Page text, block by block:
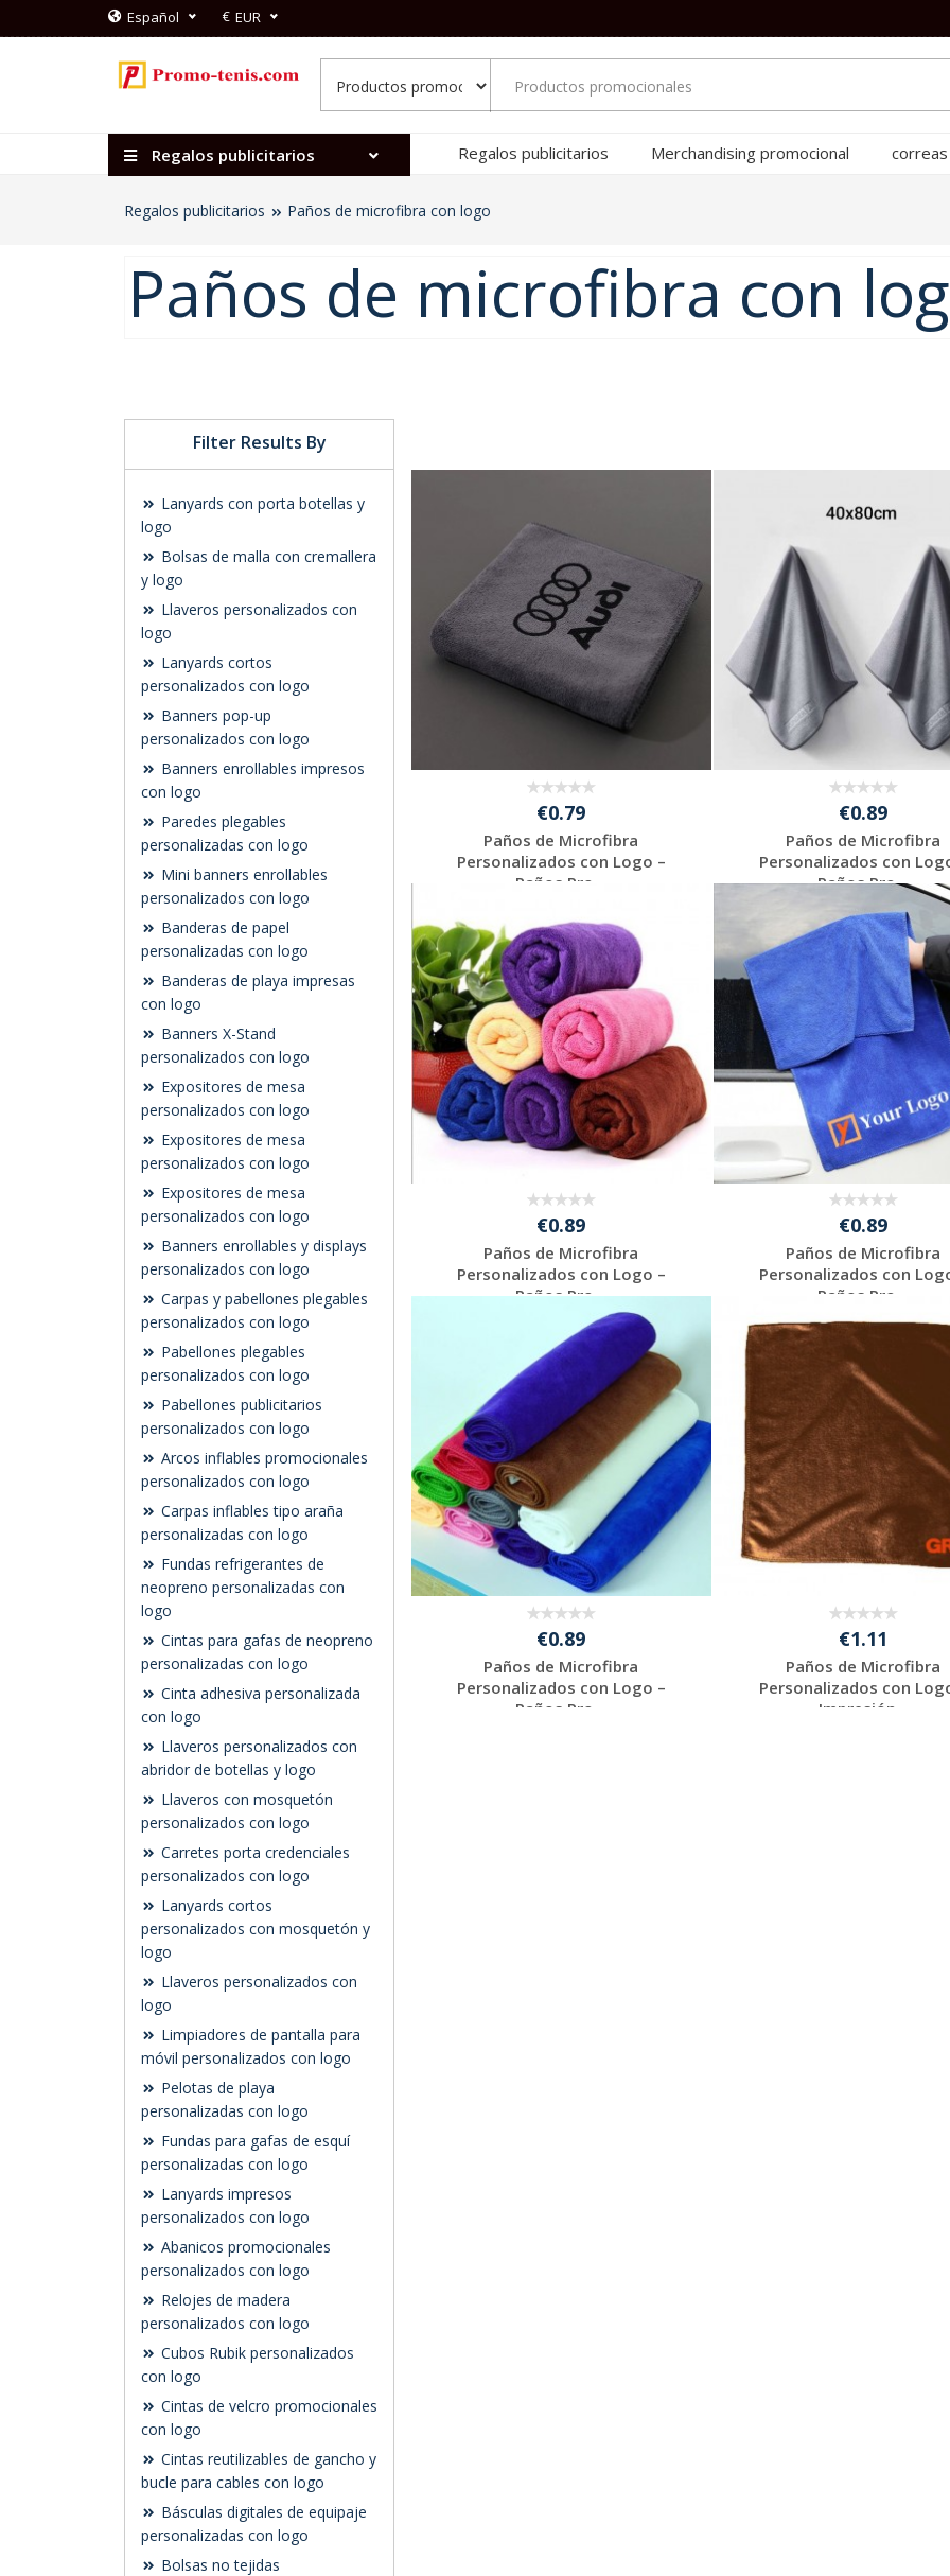
Español € EUR
Regalos publicitarios Regalos publicitarios Merchandising promocional
Regalos publicitarios Paños de microfibra con logo
Paños de microfibra con
Filter Results By
Lanyards con porta botellas y
logo
Bolsas de malla con cremallera
y logo
Llaveros personalizados con
logo
Lanyards cortos
personalizados con logo
Banners pop-up
personalizados con logo
Banners enrollables impresos
con logo
Paredes plegables
personalizadas con logo
Mini banners enrollables
personalizados con logo
Banderas de papel
personalizadas con logo
Banderas de playa impresas
con logo
Banners X-Stand
personalizados con logo
Expositores de mesa
personalizados con logo
Expositores de mesa
personalizados con logo
Expositores de mesa
personalizados con logo
Banners enrollables y displays
personalizados con logo
Carpas y pabellones plegables
personalizados con logo
Pabellones plegables
personalizados con logo
Pabellones publicitarios
personalizados con logo
Arcos inflables promocionales
personalizados con logo
Carpas inflables tipo araña
personalizadas con logo
Fundas refrigerantes de
neopreno personalizadas con
logo
Cintas para gafas de neopreno
personalizadas con logo
Cinta adhesiva personalizada
con logo
Llaveros personalizados con
abridor de botellas y logo
Llaveros con mosquetón
personalizados con logo
Carretes porta credenciales
personalizados con logo
Lanyards cortos
personalizados con mosquetón y
logo
Llaveros personalizados con
logo
Limpiadores de pantalla para
móvil personalizados con logo
Pelotas de playa
personalizadas con logo
Fundas para gafas de esquí
personalizadas con logo
Lanyards impresos
personalizados con logo
Abanicos promocionales
personalizados con logo
Relojes de madera
personalizados con logo
Cubos Rubik personalizados
con logo
Cintas de velcro promocionales
con logo
Cintas reutilizables de gancho y
bucle para cables con logo
Básculas digitales de equipaje
personalizadas con logo
Bolsas no tejidas
€0.79
Paños de Microfibra
Personalizados con Logo –
Paños Pro...
presupuesto
€0.89
Paños de Microfibra
Personalizados con
Paños Pro...
presupuesto
€0.89
Paños de Microfibra
Personalizados con Logo –
Paños Pro...
Solicitar
presupuesto
€0.89
Paños de Microfibra
Personalizados con
Paños Pro...
Solicitar
presupuesto
€0.89
Paños de Microfibra
Personalizados con Logo –
Paños Pro...
€1.11
Paños de Microfibra
Personalizados con
Impresión...